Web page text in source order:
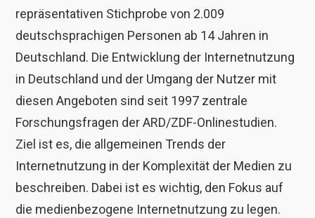
repräsentativen Stichprobe von 2.009
deutschsprachigen Personen ab 14 Jahren in
Deutschland. Die Entwicklung der Internetnutzung
in Deutschland und der Umgang der Nutzer mit
diesen Angeboten sind seit 1997 zentrale
Forschungsfragen der ARD/ZDF-Onlinestudien.
Ziel ist es, die allgemeinen Trends der
Internetnutzung in der Komplexität der Medien zu
beschreiben. Dabei ist es wichtig, den Fokus auf
die medienbezogene Internetnutzung zu legen.